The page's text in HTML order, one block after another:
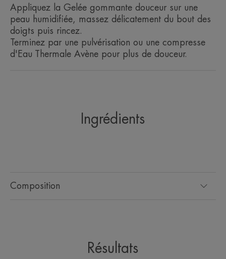
Fiche produit relative aux qualités et caractéristiques
environnementales
Emballage comportant au moins 25% de matières
recyclées*
*Selon la norme OECD301B.
Appliquez la Gelée gommante douceur sur une
peau humidifiée, massez délicatement du bout des
doigts puis rincez.
Terminez par une pulvérisation ou une compresse
d'Eau Thermale Avène pour plus de douceur.
Ingrédients
Composition
Résultats